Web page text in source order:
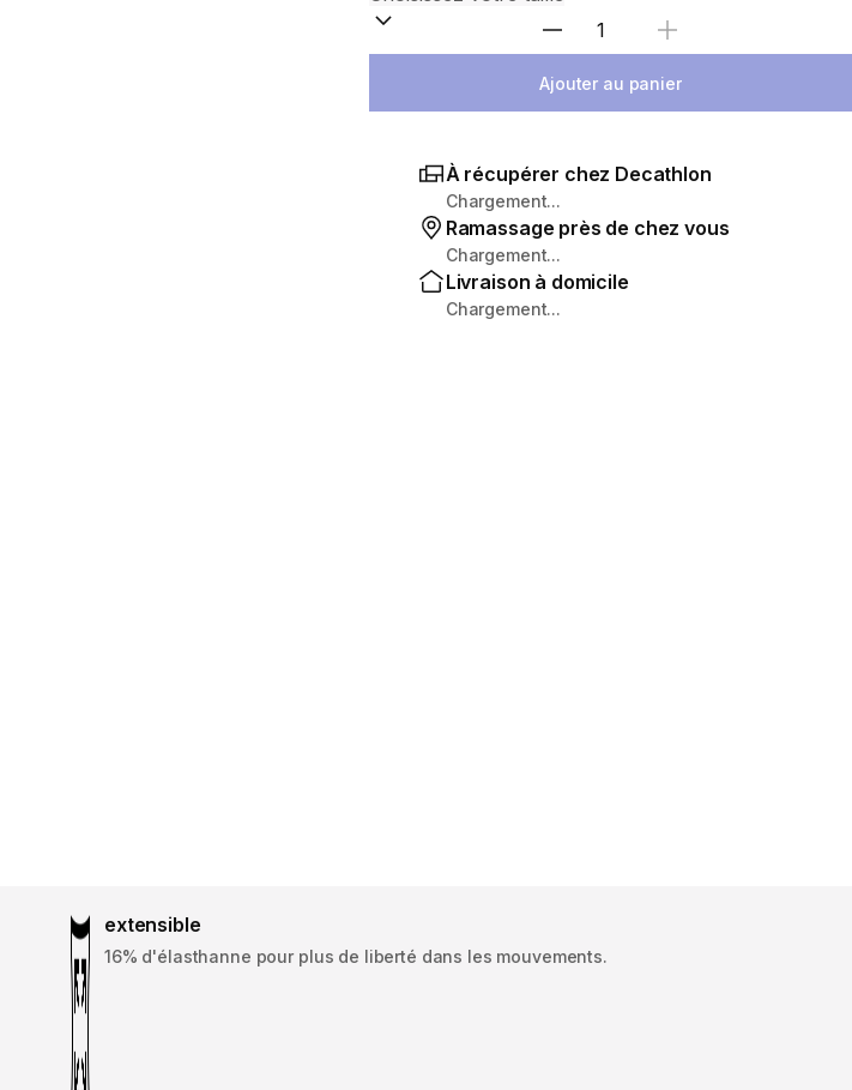
Sélectionnez la quantité
Ajouter au panier
À récupérer chez Decathlon
Chargement...
Ramassage près de chez vous
Chargement...
Livraison à domicile
Chargement...
extensible
16% d'élasthanne pour plus de liberté dans les mouvements.